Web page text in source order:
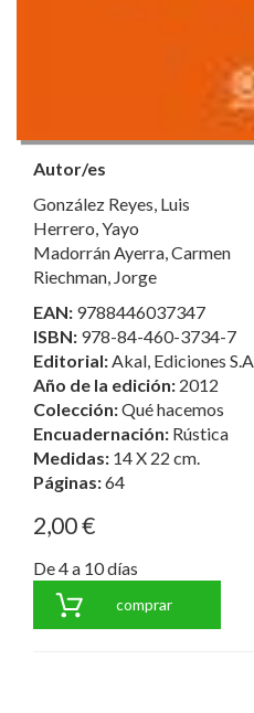
Autor/es
González Reyes, Luis
Herrero, Yayo
Madorrán Ayerra, Carmen
Riechman, Jorge
EAN: 9788446037347
ISBN: 978-84-460-3734-7
Editorial: Akal, Ediciones S.A.
Año de la edición: 2012
Colección:Qué hacemos
Encuadernación: Rústica
Medidas: 14 X 22 cm.
Páginas:64
2,00 €
De 4 a 10 días
comprar